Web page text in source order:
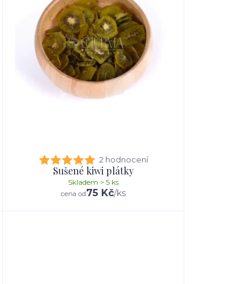
2 hodnocení
Sušené kiwi plátky
cena od75 Kč/ks
Skladem > 5 ks